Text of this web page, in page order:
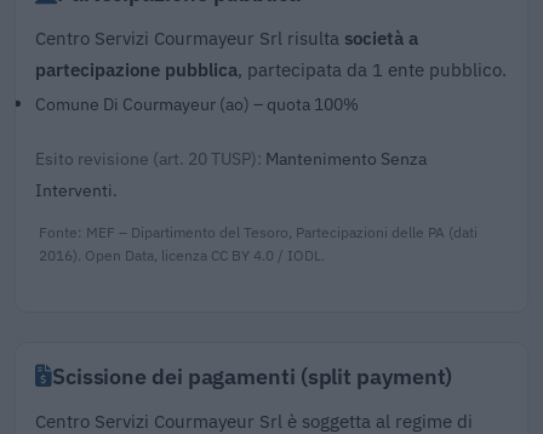
Centro Servizi Courmayeur Srl risulta società a
partecipazione pubblica, partecipata da 1 ente pubblico.
Comune Di Courmayeur (ao) – quota 100%
Esito revisione (art. 20 TUSP): Mantenimento Senza
Interventi.
Fonte: MEF – Dipartimento del Tesoro, Partecipazioni delle PA (dati
2016). Open Data, licenza CC BY 4.0 / IODL.
Scissione dei pagamenti (split payment)
Centro Servizi Courmayeur Srl è soggetta al regime di